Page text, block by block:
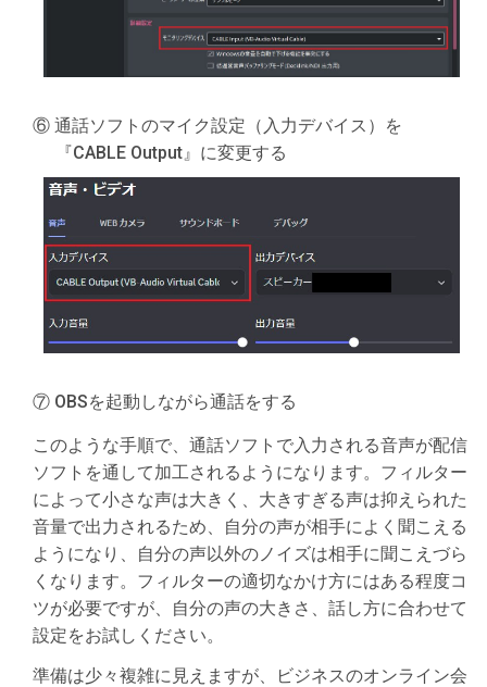
⑥ 通話ソフトのマイク設定（入力デバイス）を
『CABLE Output』に変更する
⑦ OBSを起動しながら通話をする
このような手順で、通話ソフトで入力される音声が配信
ソフトを通して加工されるようになります。フィルター
によって小さな声は大きく、大きすぎる声は抑えられた
音量で出力されるため、自分の声が相手によく聞こえる
ようになり、自分の声以外のノイズは相手に聞こえづら
くなります。フィルターの適切なかけ方にはある程度コ
ツが必要ですが、自分の声の大きさ、話し方に合わせて
設定をお試しください。
準備は少々複雑に見えますが、ビジネスのオンライン会